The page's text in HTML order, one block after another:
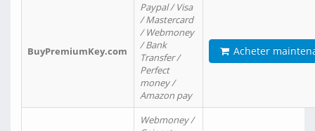
BuyPremiumKey.com
Paypal / Visa
/ Mastercard
/ Webmoney
/ Bank
Transfer /
Perfect
money /
Amazon pay
Acheter
Webmoney /